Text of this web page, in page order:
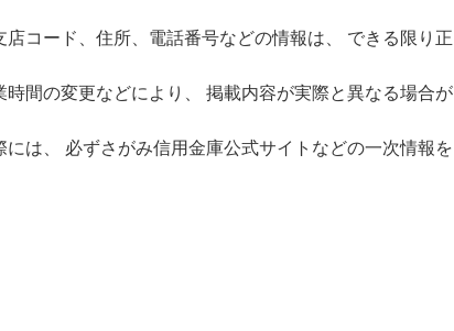
コード、住所、電話番号などの情報は、 できる限り正
間の変更などにより、 掲載内容が実際と異なる場合が
は、 必ずさがみ信用金庫公式サイトなどの一次情報を